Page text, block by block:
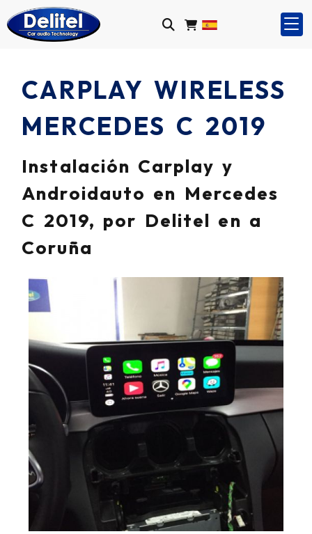
CARPLAY WIRELESS
MERCEDES C 2019
Instalación Carplay y
Androidauto en Mercedes
C 2019, por Delitel en a
Coruña